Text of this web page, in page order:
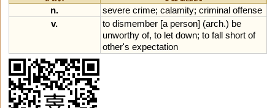
n.
severe crime; calamity; criminal offense
v.
to dismember[a person] (arch.) be
unworthy of, to let down; to fall short of
other's expectation